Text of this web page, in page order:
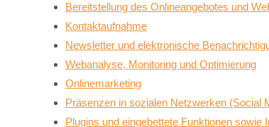
Bereitstellung des Onlineangebotes und
Kontaktaufnahme
Newsletter und elektronische
Webanalyse, Monitoring und Optimierung
Onlinemarketing
Präsenzen in sozialen Netzwerken (Social
Plugins und eingebettete Funktionen sowie